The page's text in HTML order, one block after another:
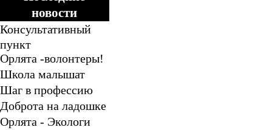
новости
Консультативный
пункт
Орлята -волонтеры!
Школа малышат
Шаг в профессию
Доброта на ладошке
Орлята - Экологи